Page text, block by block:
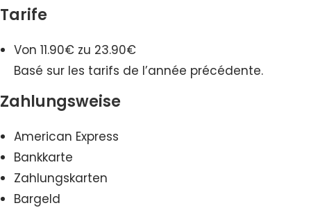
Tarife
Von 11.90€ zu 23.90€
Basé sur les tarifs de l’année précédente.
Zahlungsweise
American Express
Bankkarte
Zahlungskarten
Bargeld